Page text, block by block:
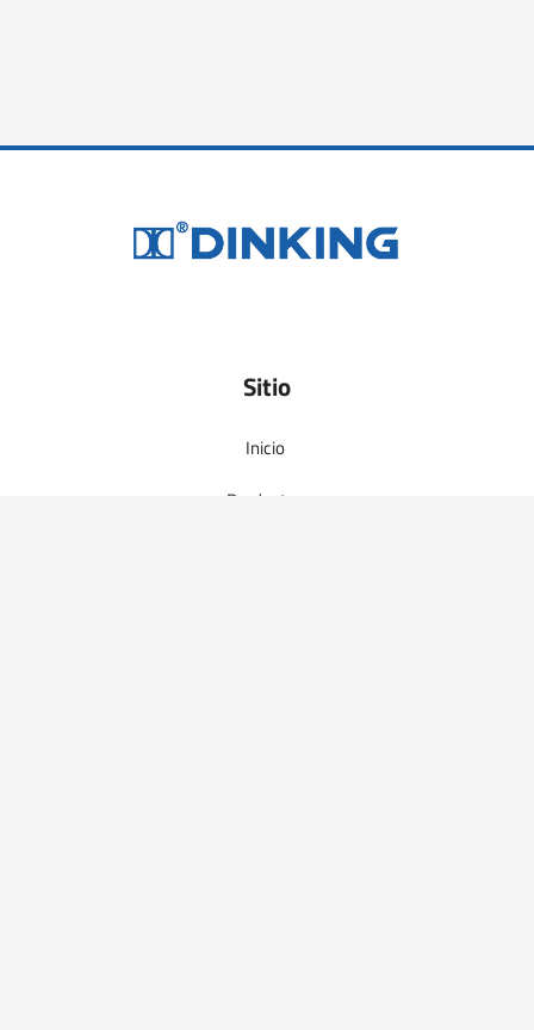
Sitio
Inicio
Productos